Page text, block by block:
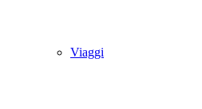
Viaggi